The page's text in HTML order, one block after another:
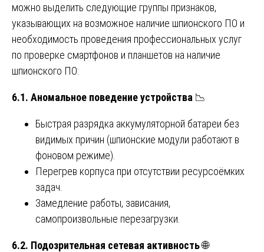
можно выделить следующие группы признаков,
указывающих на возможное наличие шпионского ПО и
необходимость проведения профессиональных услуг
по проверке смартфонов и планшетов на наличие
шпионского ПО:
6.1. Аномальное поведение устройства 📉
Быстрая разрядка аккумуляторной батареи без
видимых причин (шпионские модули работают в
фоновом режиме).
Перегрев корпуса при отсутствии ресурсоёмких
задач.
Замедление работы, зависания,
самопроизвольные перезагрузки.
6.2. Подозрительная сетевая активность🌐